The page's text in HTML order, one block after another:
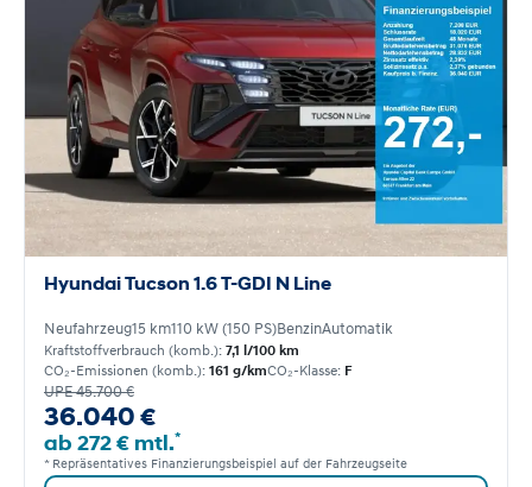
Hyundai Tucson 1.6 T-GDI N Line
Neufahrzeug15 km110 kW (150 PS)BenzinAutomatik
Kraftstoffverbrauch (komb.): 7,1 l/100 km
CO₂-Emissionen (komb.): 161 g/kmCO₂-Klasse: F
UPE 45.700 €
36.040 €
ab 272 € mtl.*
* Repräsentatives Finanzierungsbeispiel auf der Fahrzeugseite